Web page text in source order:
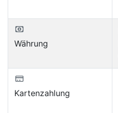
Währung
Kartenzahlung